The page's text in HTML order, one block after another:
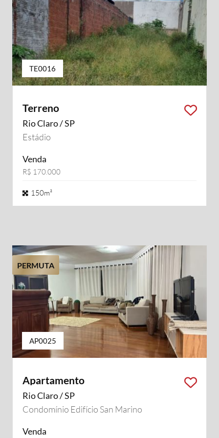
TE0016
Terreno
Rio Claro / SP
Estádio
Venda
R$ 170.000
150m²
PERMUTA
AP0025
Apartamento
Rio Claro / SP
Condomínio Edifício San Marino
Venda